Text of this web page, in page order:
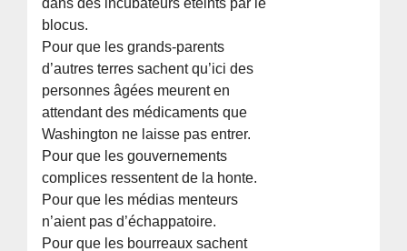
blocus.
Pour que les grands-parents
d’autres terres sachent qu’ici des
personnes âgées meurent en
attendant des médicaments que
Washington ne laisse pas entrer.
Pour que les gouvernements
complices ressentent de la honte.
Pour que les médias menteurs
n’aient pas d’échappatoire.
Pour que les bourreaux sachent